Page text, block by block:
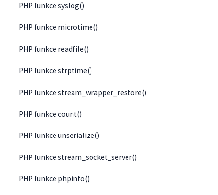
PHP funkce syslog()
PHP funkce microtime()
PHP funkce readfile()
PHP funkce strptime()
PHP funkce stream_wrapper_restore()
PHP funkce count()
PHP funkce unserialize()
PHP funkce stream_socket_server()
PHP funkce phpinfo()